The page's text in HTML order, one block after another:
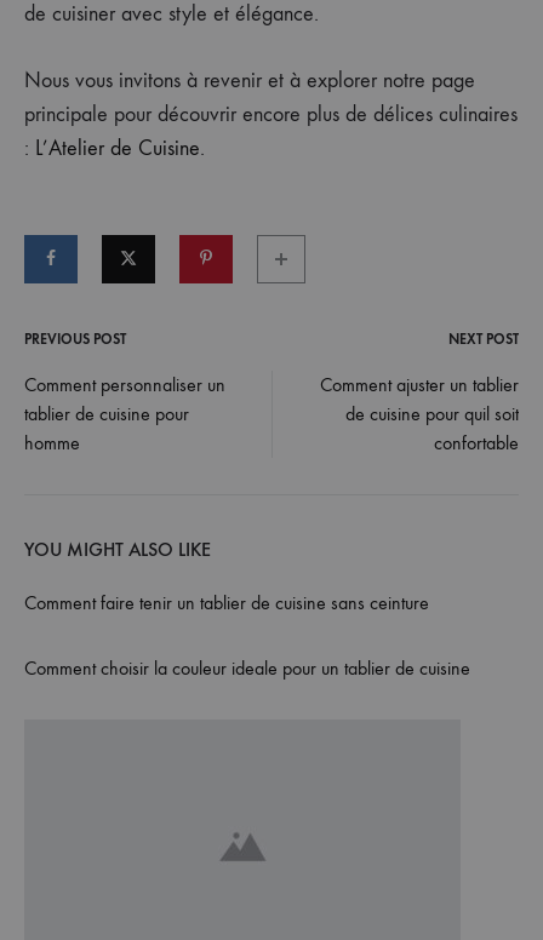
de cuisiner avec style et élégance.
Nous vous invitons à revenir et à explorer notre page
principale pour découvrir encore plus de délices culinaires
: L’Atelier de Cuisine.
Post
navigation
PREVIOUS POST NEXT POST
Comment personnaliser un
tablier de cuisine pour
homme
Comment ajuster un tablier
de cuisine pour quil soit
confortable
YOU MIGHT ALSO LIKE
Comment faire tenir un tablier de cuisine sans ceinture
Comment choisir la couleur ideale pour un tablier de cuisine